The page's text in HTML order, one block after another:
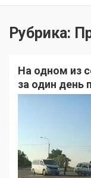
Рубрика:
На одном из
за один день